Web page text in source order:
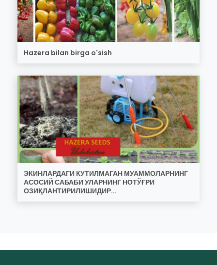
Hazera bilan birga o'sish
ЭКИНЛАРДАГИ КУТИЛМАГАН МУАММОЛАРНИНГ
АСОСИЙ САБАБИ УЛАРНИНГ НОТЎҒРИ
ОЗИҚЛАНТИРИЛИШИДИР...